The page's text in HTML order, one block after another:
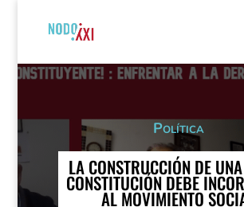
Política
LA CONSTRUCCIÓN DE
CONSTITUCIÓN DEBE
AL MOVIMIENTO